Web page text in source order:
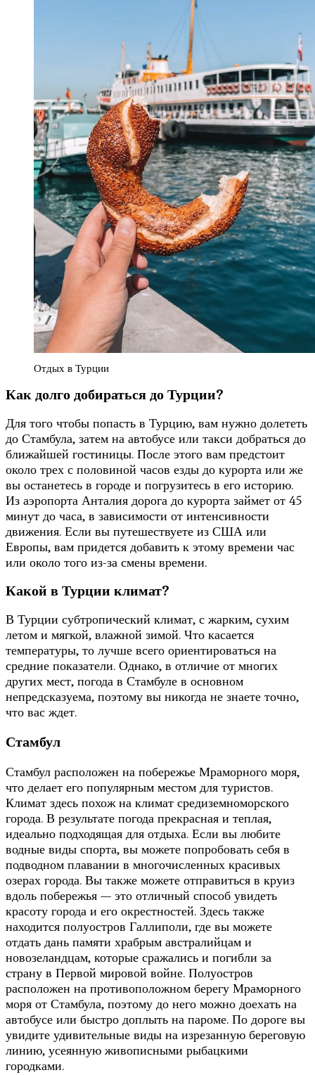
Отдых в Турции
Как долго добираться до Турции?
Для того чтобы попасть в Турцию, вам нужно долететь
до Стамбула, затем на автобусе или такси добраться до
ближайшей гостиницы. После этого вам предстоит
около трех с половиной часов езды до курорта или же
вы останетесь в городе и погрузитесь в его историю.
Из аэропорта Анталия дорога до курорта займет от 45
минут до часа, в зависимости от интенсивности
движения. Если вы путешествуете из США или
Европы, вам придется добавить к этому времени час
или около того из-за смены времени.
Какой в Турции климат?
В Турции субтропический климат, с жарким, сухим
летом и мягкой, влажной зимой. Что касается
температуры, то лучше всего ориентироваться на
средние показатели. Однако, в отличие от многих
других мест, погода в Стамбуле в основном
непредсказуема, поэтому вы никогда не знаете точно,
что вас ждет.
Стамбул
Стамбул расположен на побережье Мраморного моря,
что делает его популярным местом для туристов.
Климат здесь похож на климат средиземноморского
города. В результате погода прекрасная и теплая,
идеально подходящая для отдыха. Если вы любите
водные виды спорта, вы можете попробовать себя в
подводном плавании в многочисленных красивых
озерах города. Вы также можете отправиться в круиз
вдоль побережья — это отличный способ увидеть
красоту города и его окрестностей. Здесь также
находится полуостров Галлиполи, где вы можете
отдать дань памяти храбрым австралийцам и
новозеландцам, которые сражались и погибли за
страну в Первой мировой войне. Полуостров
расположен на противоположном берегу Мраморного
моря от Стамбула, поэтому до него можно доехать на
автобусе или быстро доплыть на пароме. По дороге вы
увидите удивительные виды на изрезанную береговую
линию, усеянную живописными рыбацкими
городками.